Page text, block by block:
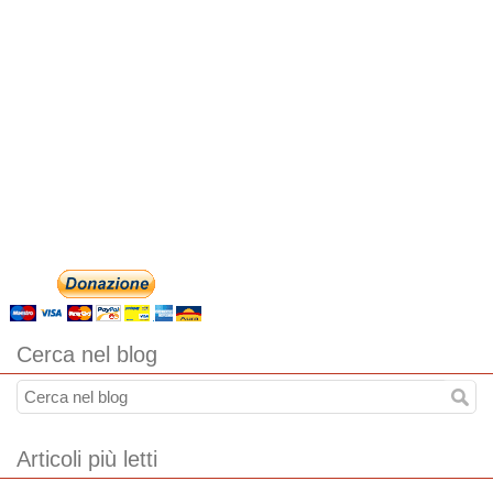
Cerca nel blog
Articoli più letti